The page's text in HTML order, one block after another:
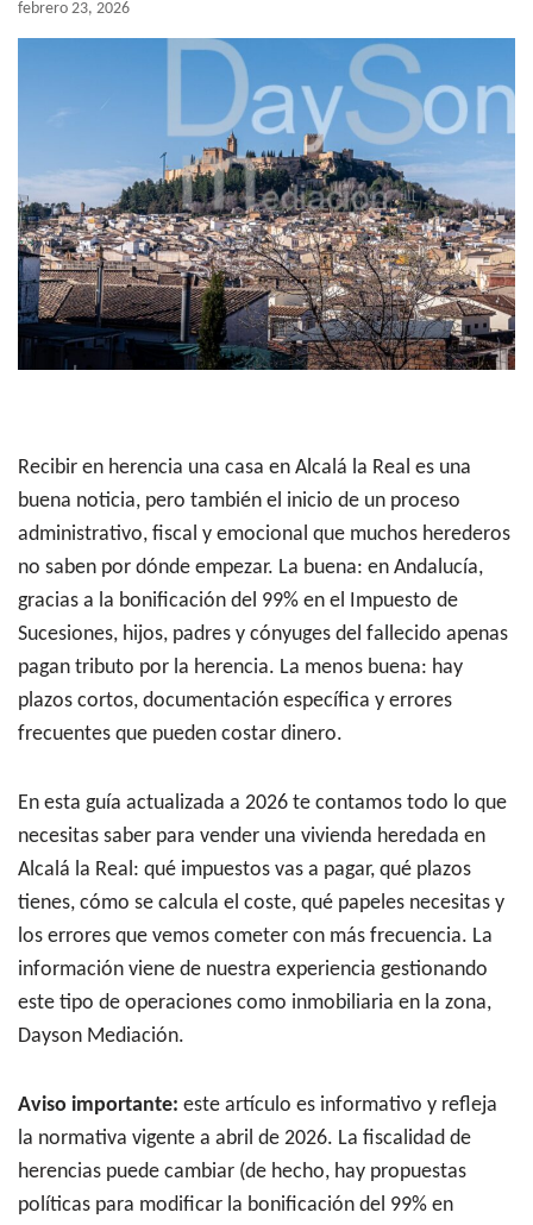
febrero 23, 2026
Recibir en herencia una casa en Alcalá la Real es una
buena noticia, pero también el inicio de un proceso
administrativo, fiscal y emocional que muchos herederos
no saben por dónde empezar. La buena: en Andalucía,
gracias a la bonificación del 99% en el Impuesto de
Sucesiones, hijos, padres y cónyuges del fallecido apenas
pagan tributo por la herencia. La menos buena: hay
plazos cortos, documentación específica y errores
frecuentes que pueden costar dinero.
En esta guía actualizada a 2026 te contamos todo lo que
necesitas saber para vender una vivienda heredada en
Alcalá la Real: qué impuestos vas a pagar, qué plazos
tienes, cómo se calcula el coste, qué papeles necesitas y
los errores que vemos cometer con más frecuencia. La
información viene de nuestra experiencia gestionando
este tipo de operaciones como inmobiliaria en la zona,
Dayson Mediación.
Aviso importante: este artículo es informativo y refleja
la normativa vigente a abril de 2026. La fiscalidad de
herencias puede cambiar (de hecho, hay propuestas
políticas para modificar la bonificación del 99% en